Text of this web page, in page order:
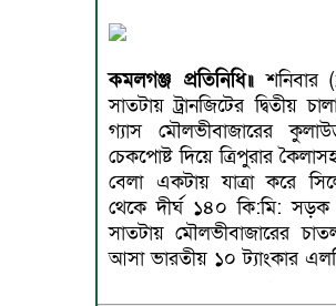
কমলগঞ্জ প্রতিনিধি॥ শনিবার
সাতটায় ট্রানজিটের দ্বিতীয়
গ্যাস মৌলভীবাজারের
চেকপোষ্ট দিয়ে ত্রিপুরার
বেলা একটায় যাত্রা করে
থেকে দীর্ঘ ১৪০ কি:মি:
সাতটায় মৌলভীবাজারের
আসা ভারতীয় ১০ ট্যাংকার